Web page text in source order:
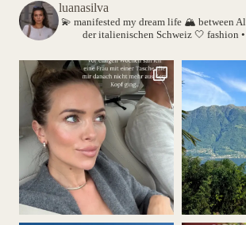
luanasilva
💫 manifested my dream life 🏔️ between
der italienischen Schweiz 🤍 fashion